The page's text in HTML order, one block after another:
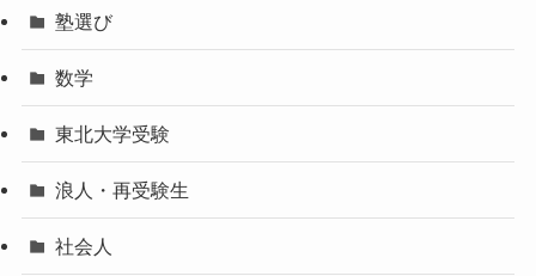
塾選び
数学
東北大学受験
浪人・再受験生
社会人